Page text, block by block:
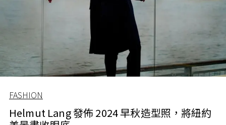
FASHION
Helmut Lang 發佈 2024 早秋造型照，將紐約